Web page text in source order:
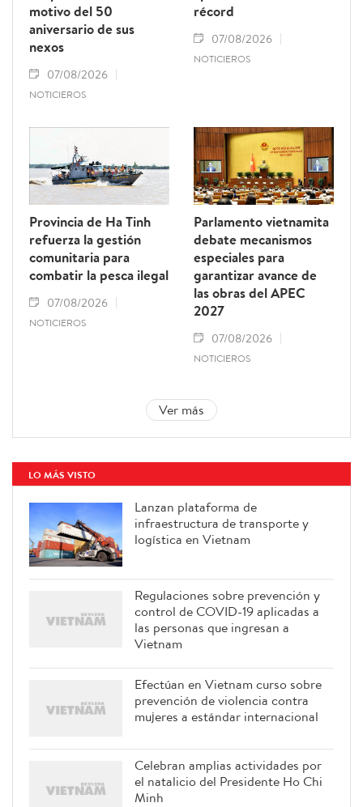
motivo del 50
aniversario de sus
nexos
07/08/2026
NOTICIEROS
récord
07/08/2026
NOTICIEROS
Provincia de Ha Tinh
refuerza la gestión
comunitaria para
combatir la pesca ilegal
07/08/2026
NOTICIEROS
Parlamento vietnamita
debate mecanismos
especiales para
garantizar avance de
las obras del APEC
2027
07/08/2026
NOTICIEROS
Ver más
LO MÁS VISTO
Lanzan plataforma de
infraestructura de transporte y
logística en Vietnam
Regulaciones sobre prevención y
control de COVID-19 aplicadas a
las personas que ingresan a
Vietnam
Efectúan en Vietnam curso sobre
prevención de violencia contra
mujeres a estándar internacional
Celebran amplias actividades por
el natalicio del Presidente Ho Chi
Minh